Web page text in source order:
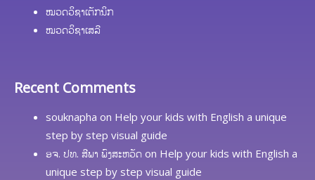
ໝວດວິຊາເຕັກນິກ
ໝວດວິຊາເສລີ
Recent Comments
souknapha on Help your kids with English a unique
step by step visual guide
ອຈ. ປທ. ສີພາ ພົງສະຫວັດ on Help your kids with English a
unique step by step visual guide